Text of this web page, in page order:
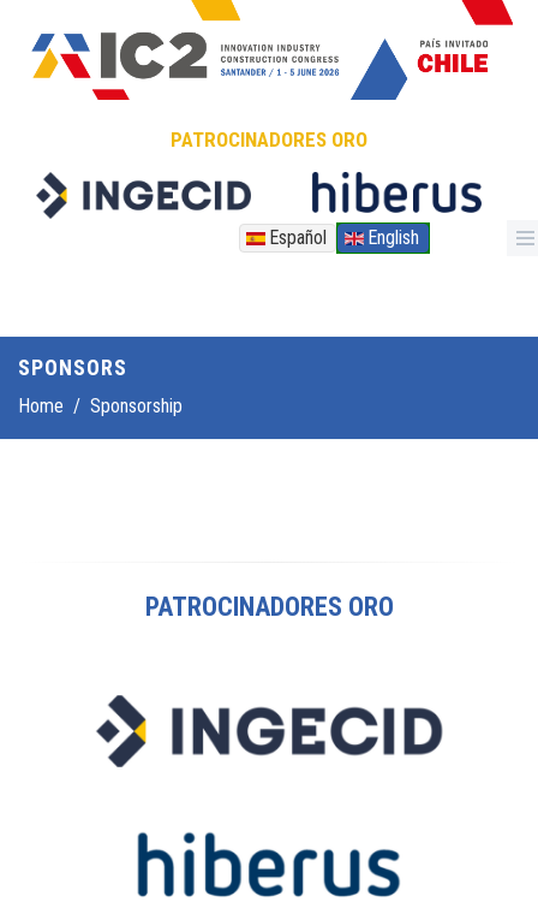
PATROCINADORES ORO
Español English
SPONSORS
Home / Sponsorship
PATROCINADORES ORO